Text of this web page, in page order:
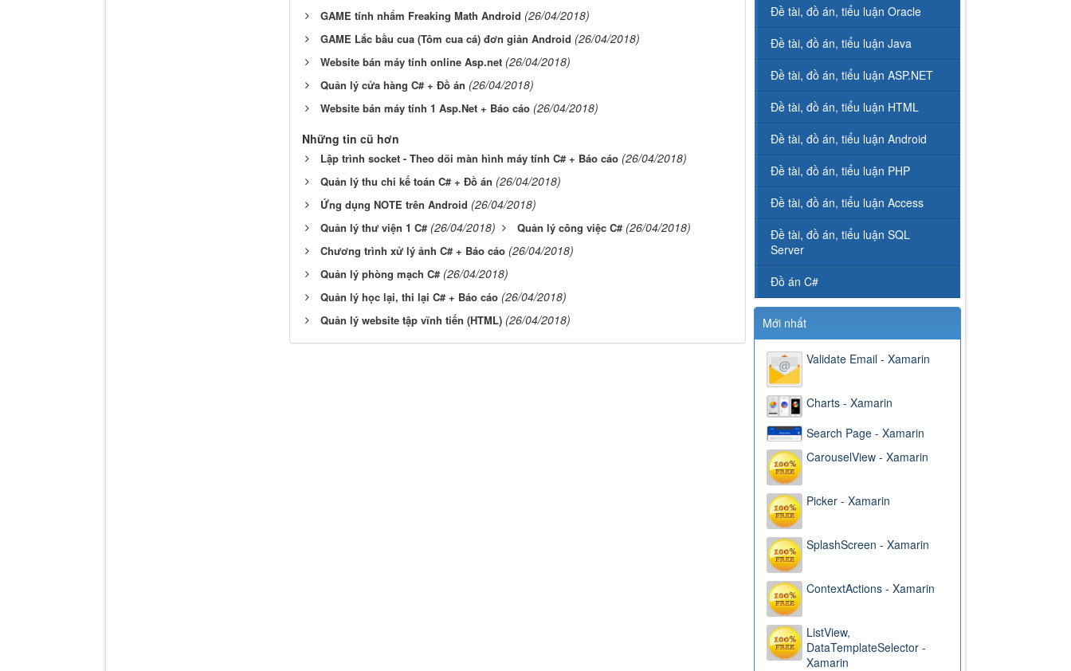
GAME tính nhẩm Freaking Math Android (26/04/2018)
GAME Lắc bầu cua (Tôm cua cá) đơn giản Android (26/04/2018)
Website bán máy tính online Asp.net (26/04/2018)
Quản lý cửa hàng C# + Đồ án (26/04/2018)
Website bán máy tính 1 Asp.Net + Báo cáo (26/04/2018)
Những tin cũ hơn
Lập trình socket - Theo dõi màn hình máy tính C# + Báo cáo (26/04/2018)
Quản lý thu chi kế toán C# + Đồ án (26/04/2018)
Ứng dụng NOTE trên Android (26/04/2018)
Quản lý thư viện 1 C# (26/04/2018) Quản lý công việc C# (26/04/2018)
Chương trình xử lý ảnh C# + Báo cáo (26/04/2018)
Quản lý phòng mạch C# (26/04/2018)
Quản lý học lại, thi lại C# + Báo cáo (26/04/2018)
Quản lý website tập vĩnh tiến (HTML) (26/04/2018)
Đề tài, đồ án, tiểu luận Oracle
Đề tài, đồ án, tiểu luận Java
Đề tài, đồ án, tiểu luận ASP.NET
Đề tài, đồ án, tiểu luận HTML
Đề tài, đồ án, tiểu luận Android
Đề tài, đồ án, tiểu luận PHP
Đề tài, đồ án, tiểu luận Access
Đề tài, đồ án, tiểu luận SQL
Server
Đồ án C#
Mới nhất
Validate Email - Xamarin
Charts - Xamarin
Search Page - Xamarin
CarouselView - Xamarin
Picker - Xamarin
SplashScreen - Xamarin
ContextActions - Xamarin
ListView,
DataTemplateSelector -
Xamarin